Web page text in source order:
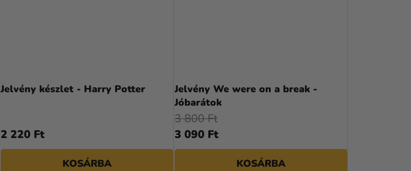
Jelvény készlet - Harry Potter
2 220 Ft
KOSÁRBA
Jelvény We were on a break -
Jóbarátok
3 090 Ft
3 800 Ft
KOSÁRBA